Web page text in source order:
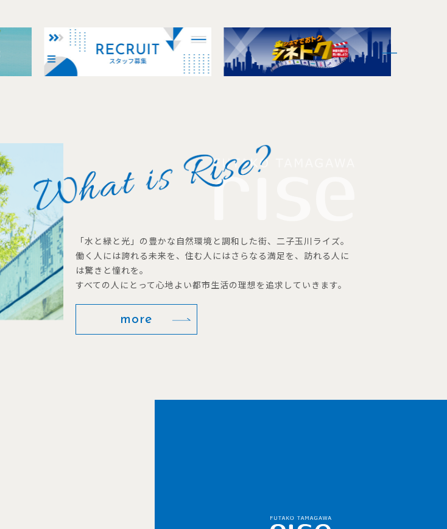
「水と緑と光」の豊かな自然環境と調和した街、二子玉川ライズ。
働く人には誇れる未来を、住む人にはさらなる満足を、訪れる人に
は驚きと憧れを。
すべての人にとって心地よい都市生活の理想を追求していきます。
more